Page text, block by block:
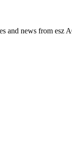
and news from esz